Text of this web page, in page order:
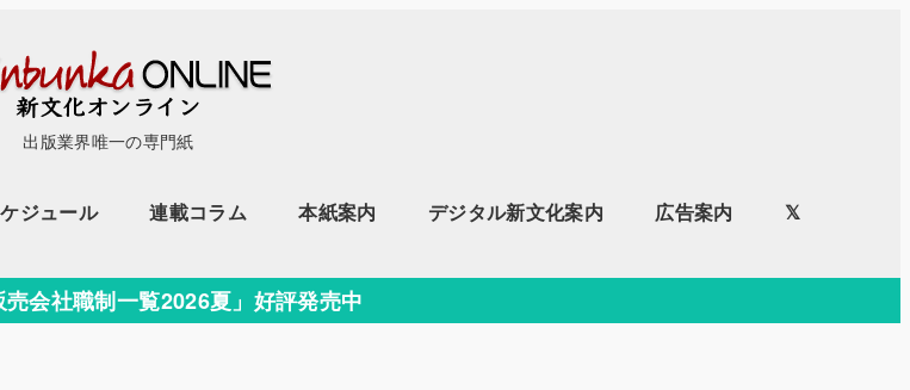
出版業界唯一の専門紙
ジュール 連載コラム 本紙案内 デジタル新文化案内 広告案内 𝕏
会社職制一覧2026夏」好評発売中